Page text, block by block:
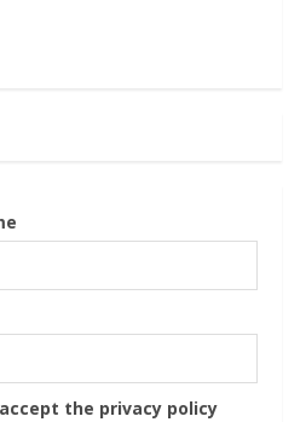
the privacy policy